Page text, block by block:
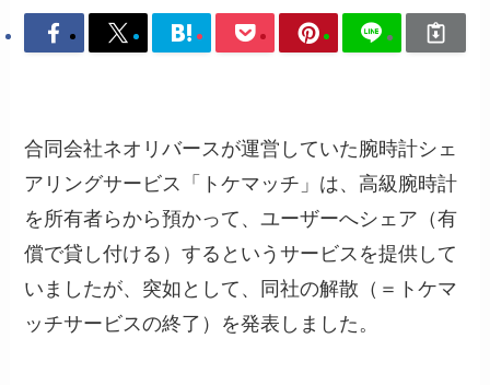
合同会社ネオリバースが運営していた腕時計シェ
アリングサービス「トケマッチ」は、高級腕時計
を所有者らから預かって、ユーザーへシェア（有
償で貸し付ける）するというサービスを提供して
いましたが、突如として、同社の解散（＝トケマ
ッチサービスの終了）を発表しました。